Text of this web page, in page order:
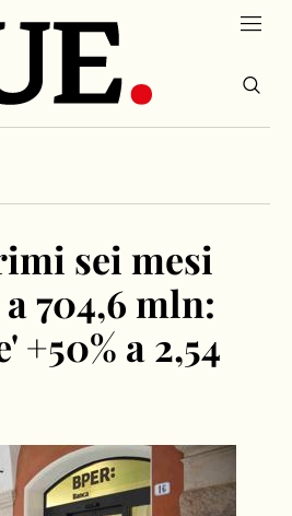
sei mesi
704,6 mln:
+50% a 2,54